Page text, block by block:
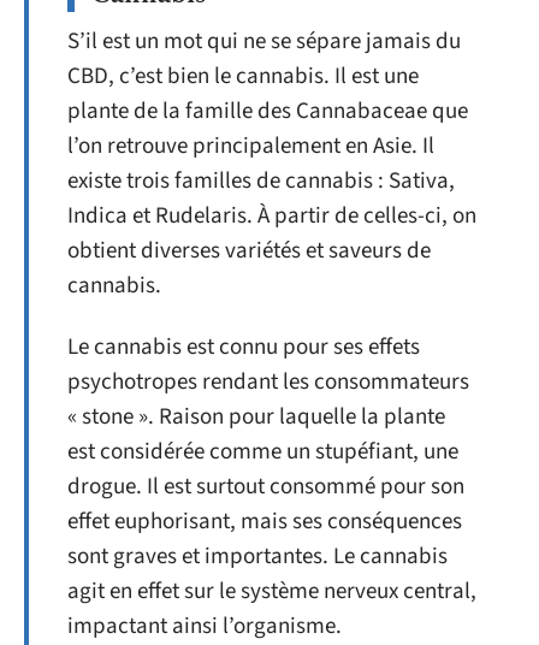
S’il est un mot qui ne se sépare jamais du
CBD, c’est bien le cannabis. Il est une
plante de la famille des Cannabaceae que
l’on retrouve principalement en Asie. Il
existe trois familles de cannabis : Sativa,
Indica et Rudelaris. À partir de celles-ci, on
obtient diverses variétés et saveurs de
cannabis.
Le cannabis est connu pour ses effets
psychotropes rendant les consommateurs
« stone ». Raison pour laquelle la plante
est considérée comme un stupéfiant, une
drogue. Il est surtout consommé pour son
effet euphorisant, mais ses conséquences
sont graves et importantes. Le cannabis
agit en effet sur le système nerveux central,
impactant ainsi l’organisme.